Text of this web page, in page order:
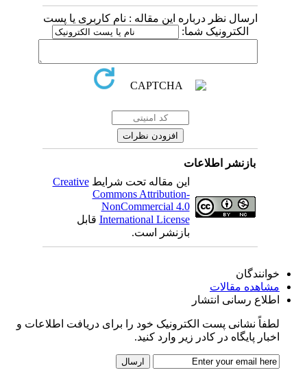
ارسال نظر درباره این مقاله : نام کاربری یا پست
الکترونیک شما:
بازنشر اطلاعات
این مقاله تحت شرایطCreative
Commons Attribution-
NonCommercial 4.0
International Licenseقابل
بازنشر است.
خوانندگان
مشاهده مقالات
اطلاع رسانی انتشار
لطفاً نشانی پست الکترونیک خود را برای دریافت اطلاعات و
اخبار پایگاه در کادر زیر وارد کنید.